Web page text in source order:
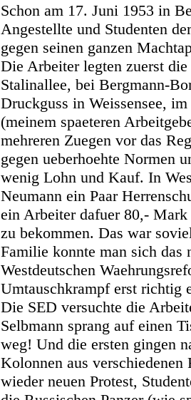
Schon am 17. Juni 1953 in
Angestellte und Studenten
gegen seinen ganzen
Die Arbeiter legten zuerst
Stalinallee, bei Bergmann-
Druckguss in Weissensee,
(meinem spaeteren
mehreren Zuegen vor das
gegen ueberhoehte Normen
wenig Lohn und Kauf. In
Neumann ein Paar
ein Arbeiter dafuer 80,-
zu bekommen. Das war
Familie konnte man sich das
Westdeutschen
Umtauschkrampf erst richtig
Die SED versuchte die
Selbmann sprang auf einen
weg! Und die ersten gingen
Kolonnen aus verschiedenen
wieder neuen Protest,